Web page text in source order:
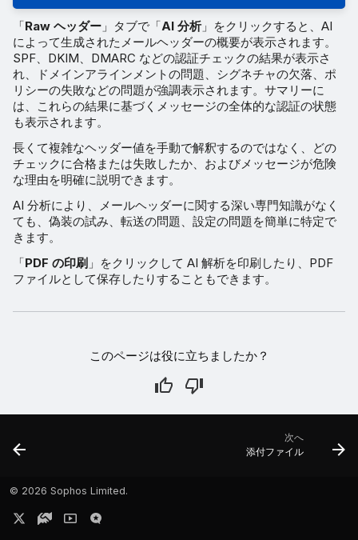
「Raw ヘッダー 」タブで「AI 分析」をクリックすると、AI
によって生成されたメールヘッダーの概要が表示されます。
SPF、DKIM、DMARC などの認証チェックの結果が表示さ
れ、ドメインアラインメントの問題、シグネチャの欠落、ポ
リシーの失敗などの問題が強調表示されます。サマリーに
は、これらの結果に基づくメッセージの全体的な認証の状態
も表示されます。
長くて複雑なヘッダー値を手動で解釈するのではなく、どの
チェックに合格または失敗したか、およびメッセージが危険
な理由を明確に説明できます。
AI 分析により、メールヘッダーに関する深い専門知識がなく
ても、偽装の試み、転送の問題、設定の問題を簡単に特定で
きます。
「PDF の印刷 」をクリックして AI 解析を印刷したり、PDF
ファイルとして保存したりすることもできます。
このページは役に立ちましたか？
次へ
添付ファイル
© 2026 Sophos Limited.